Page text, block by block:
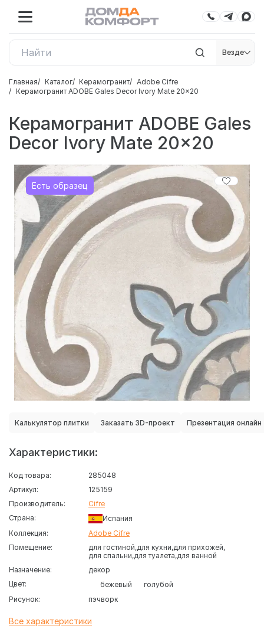
Везде
Главная Каталог Керамогранит
Adobe Cifre
Керамогранит ADOBE Gales Decor Ivory Mate 20x20
Керамогранит ADOBE Gales
Decor Ivory Mate 20x20
Есть образец
Калькулятор плитки Заказать 3D-проект Презентация онлайн
Характеристики:
Код товара:
285048
Артикул:
125159
Производитель:
Cifre
Страна:
Испания
Коллекция:
Adobe Cifre
Помещение:
для гостиной для кухни для прихожей
для спальни для туалета для ванной
Назначение:
декор
Цвет:
бежевый
голубой
Рисунок:
пэчворк
Все характеристики